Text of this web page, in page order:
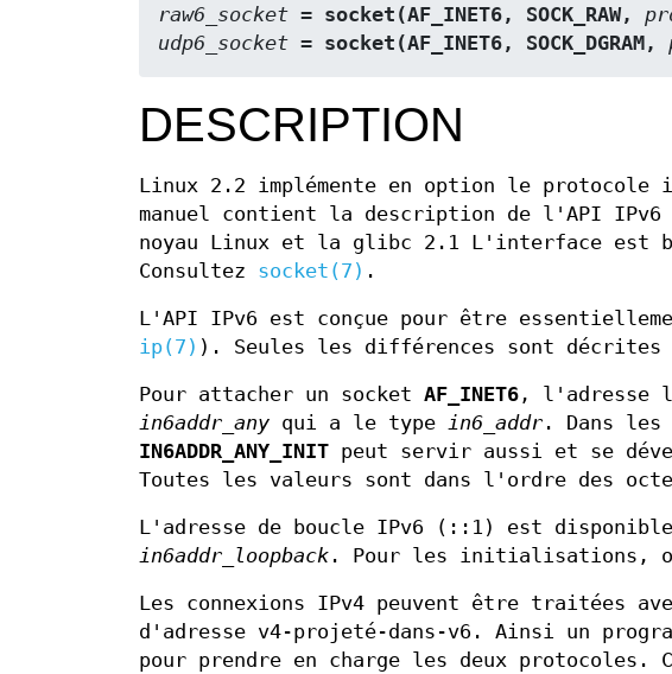
raw6_socket = socket(AF_INET6, SOCK_RAW,
udp6_socket = socket(AF_INET6, SOCK_DGRAM,
DESCRIPTION
Linux 2.2 implémente en option le
manuel contient la description de l'API IPv6
noyau Linux et la glibc 2.1 L'interface est
Consultez socket(7) .
L'API IPv6 est conçue pour être
ip(7) ). Seules les différences sont décrites
Pour attacher un socket AF_INET6 , l'adresse
in6addr_any qui a le type in6_addr . Dans
IN6ADDR_ANY_INIT peut servir aussi et se
Toutes les valeurs sont dans l'ordre des
L'adresse de boucle IPv6 (::1) est
in6addr_loopback . Pour les initialisations,
Les connexions IPv4 peuvent être traitées
d'adresse v4-projeté-dans-v6. Ainsi un
pour prendre en charge les deux protocoles.